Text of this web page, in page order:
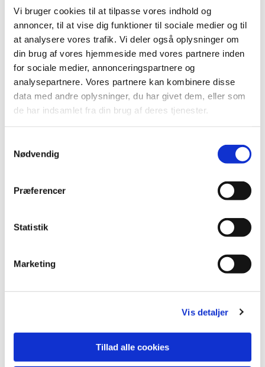
Vi bruger cookies til at tilpasse vores indhold og
annoncer, til at vise dig funktioner til sociale medier og til
at analysere vores trafik. Vi deler også oplysninger om
din brug af vores hjemmeside med vores partnere inden
for sociale medier, annonceringspartnere og
analysepartnere. Vores partnere kan kombinere disse
data med andre oplysninger, du har givet dem, eller som
de har indsamlet fra din brug af deres tjenester.
Nødvendig
Præferencer
Statistik
Marketing
Vis detaljer
Tillad alle cookies
Aftensangen ledes af kirkens præster eller en af
folkekirkens uddannelses- og videnscenters
præster.
Aftensang er for alle
Der serveres alkoholfri altervin.